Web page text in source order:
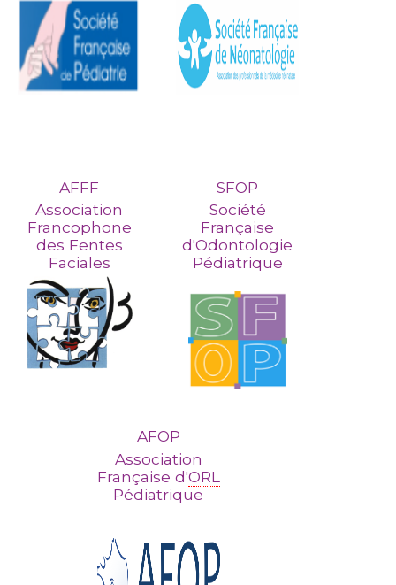
AFFF
Association
Francophone
des Fentes
Faciales
SFOP
Société
Française
d'Odontologie
Pédiatrique
AFOP
Association
Française d'ORL
Pédiatrique